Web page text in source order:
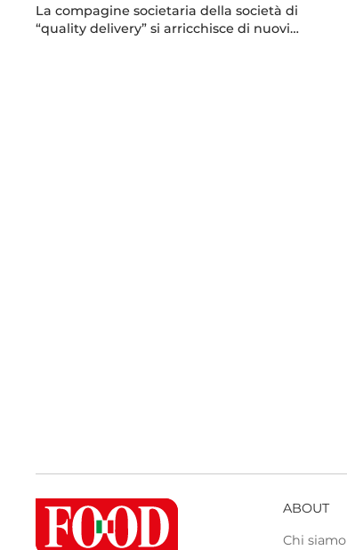
La compagine societaria della società di
“quality delivery” si arricchisce di nuovi…
ABOUT
Chi siamo